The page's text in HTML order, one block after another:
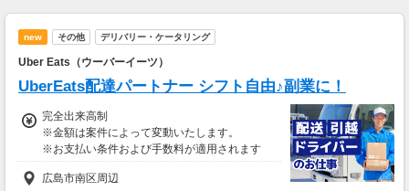
new その他 デリバリー・ケータリング
Uber Eats（ウーバーイーツ）
UberEats配達パートナー シフト自由♪副業に！
完全出来高制
※金額は案件によって変動いたします。
※お支払い条件および手数料が適用されます
広島市南区周辺